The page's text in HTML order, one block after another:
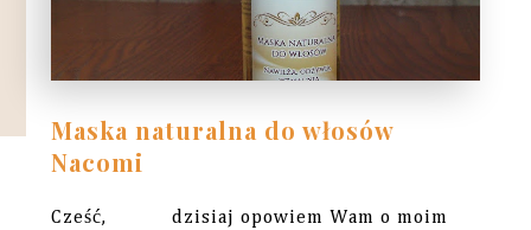
Maska naturalna do włosów
Nacomi
Cześć, dzisiaj opowiem Wam o moim